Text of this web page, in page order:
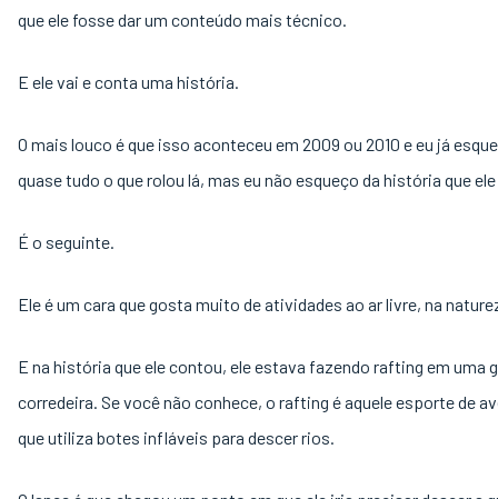
que ele fosse dar um conteúdo mais técnico.
E ele vai e conta uma história.
O mais louco é que isso aconteceu em 2009 ou 2010 e eu já
quase tudo o que rolou lá, mas eu não esqueço da história que
É o seguinte.
Ele é um cara que gosta muito de atividades ao ar livre, na
E na história que ele contou, ele estava fazendo rafting em uma
corredeira. Se você não conhece, o rafting é aquele esporte de
que utiliza botes infláveis para descer rios.